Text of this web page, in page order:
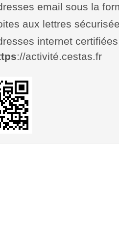
email sous la
aux lettres
internet
://activité.cestas.fr